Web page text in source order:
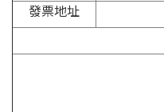
發票地址